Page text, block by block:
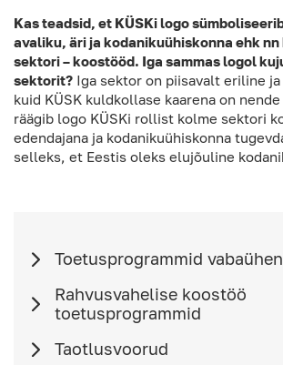
Toetusprogrammid
Rahvusvahelise koostöö
toetusprogrammid
Taotlusvoorud
Kas teadsid, et KÜSKi logo
avaliku, äri ja kodanikuühiskonna ehk nn
sektori – koostööd. Iga sammas logol
sektorit? Iga sektor on piisavalt eriline
kuid KÜSK kuldkollase kaarena on
räägib logo KÜSKi rollist kolme sektori
edendajana ja kodanikuühiskonna
selleks, et Eestis oleks elujõuline